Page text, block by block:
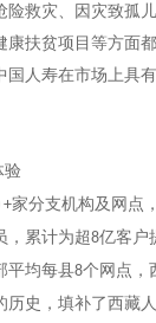
险救灾、因灾致孤
康扶贫项目等方面
国人寿在市场上具
验
+家分支机构及网点，
，累计为超8亿客户
平均每县8个网点，
历史，填补了西藏